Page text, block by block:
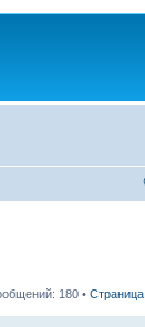
180 • Страница